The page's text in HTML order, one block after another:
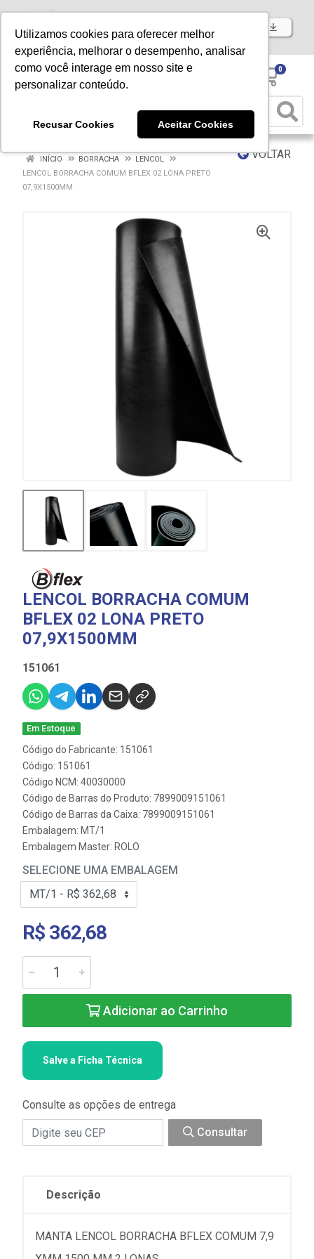
Utilizamos cookies para oferecer melhor
experiência, melhorar o desempenho, analisar
como você interage em nosso site e
personalizar conteúdo.
Recusar Cookies Aceitar Cookies
Baixe já nosso APP
0
VOLTAR
INÍCIO BORRACHA
LENCOL
LENCOL BORRACHA COMUM BFLEX 02 LONA PRETO
07,9X1500MM
LENCOL BORRACHA COMUM
BFLEX 02 LONA PRETO
07,9X1500MM
151061
Em Estoque
Código do Fabricante: 151061
Código: 151061
Código NCM: 40030000
Código de Barras do Produto: 7899009151061
Código de Barras da Caixa: 7899009151061
Embalagem: MT/1
Embalagem Master: ROLO
SELECIONE UMA EMBALAGEM
R$ 362,68
Adicionar ao Carrinho
Salve a Ficha Técnica
Consulte as opções de entrega
Consultar
Descrição
MANTA LENCOL BORRACHA BFLEX COMUM 7,9